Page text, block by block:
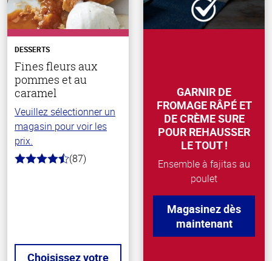
DESSERTS
Fines fleurs aux
pommes et au
caramel
Veuillez sélectionner un
magasin pour voir les
prix.
4.8
(87)
Choisissez votre
GARNIR DE
FROMAGE RÂPÉ ET
DE CRÈME SURE
POUR REHAUSSER
LE TOUT !
Ensemble à fajitas au
poulet
Magasinez dès
maintenant